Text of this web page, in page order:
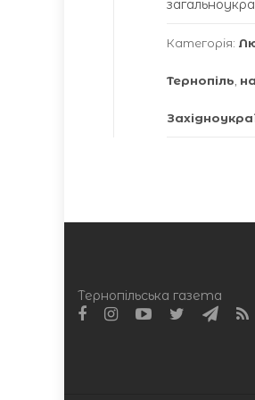
Категорія:
Тернопіль
Тернопільська газета